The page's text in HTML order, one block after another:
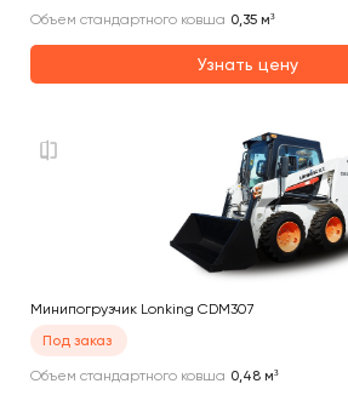
Объем стандартного ковша 0,35 м³
Узнать цену
Минипогрузчик Lonking CDM307
Под заказ
Объем стандартного ковша 0,48 м³